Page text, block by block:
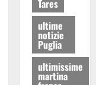
Tares
ultime
notizie
Puglia
ultimissime
martina